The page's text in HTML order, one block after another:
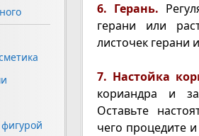
6. Герань.
герани или
листочек герани
7. Настойка
кориандра и
Оставьте
чего процедите